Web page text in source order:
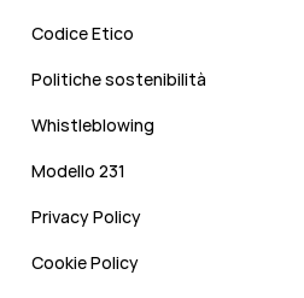
Codice Etico
Politiche sostenibilità
Whistleblowing
Modello 231
Privacy Policy
Cookie Policy